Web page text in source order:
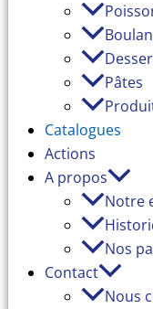
Pâtes
Catalogues
Actions
A propos
Notre
Nos
Contact
Nous